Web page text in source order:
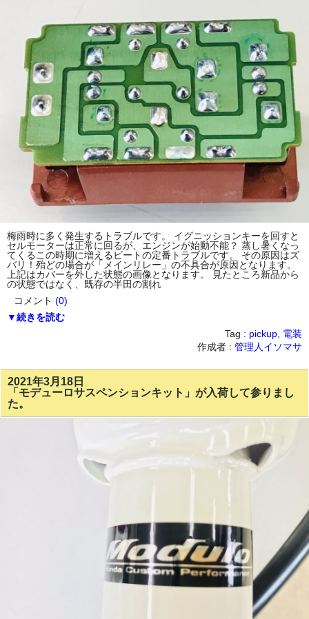
梅雨時に多く発生するトラブルです。 イグニッションキーを回すと
セルモーターは正常に回るが、エンジンが始動不能？ 蒸し暑くなっ
てくるこの時期に増えるビートの定番トラブルです。 その原因はズ
バリ！殆どの場合が「メインリレー」の不具合が原因となります。
上記はカバーを外した状態の画像となります。 見たところ新品から
の状態ではなく、既存の半田の割れ
コメント (0)
▼続きを読む
Tag : pickup 電装
作成者 : 管理人イソマサ
2021年3月18日
「モデューロサスペンションキット」が入荷して参りまし
た。